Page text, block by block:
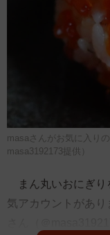
masaさんがお気に入り
masa3192173提供）
まん丸いおにぎり
気アカウントがあり